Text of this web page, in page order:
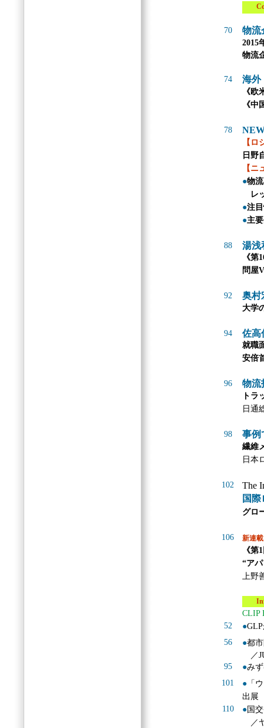
70 物流
2015
物流
74 海外
《欧
《中
78
【ロ
日野
【ニ
●物
レ
●注
●主
88 湯浅
《第
問屋
92 奥村
大学
94 佐高
就職
安倍
96 物流
トラ
日通
98 事例
繊維
日本
102
The
国
グロ
106 新連載
《
“ア
上野
CLIP
52
●
56
●都
／
95
●み
101
● 「
出展
110
●国
／